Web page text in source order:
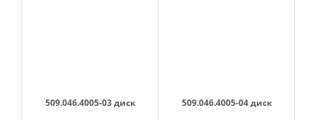
509.046.4005-03 диск 509.046.4005-04 диск